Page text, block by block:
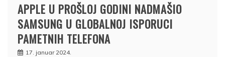
APPLE U PROŠLOJ GODINI NADMAŠIO
SAMSUNG U GLOBALNOJ ISPORUCI
PAMETNIH TELEFONA
17. januar 2024.